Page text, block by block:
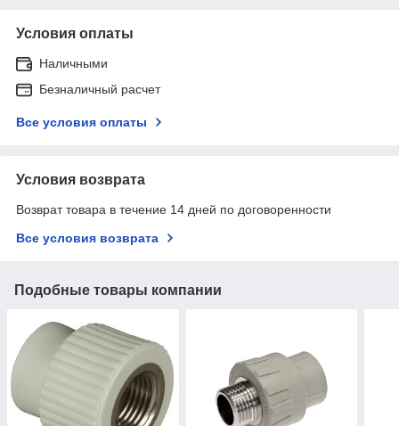
Условия оплаты
Наличными
Безналичный расчет
Все условия оплаты
Условия возврата
Возврат товара в течение 14 дней по договоренности
Все условия возврата
Подобные товары компании